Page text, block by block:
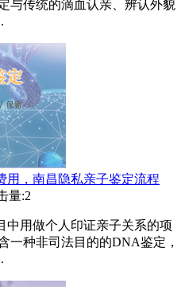
与传统的滴血认亲、辨认外貌
用，南昌隐私亲子鉴定流程
量:2
中用做个人印证亲子关系的项
一种非司法目的的DNA鉴定，